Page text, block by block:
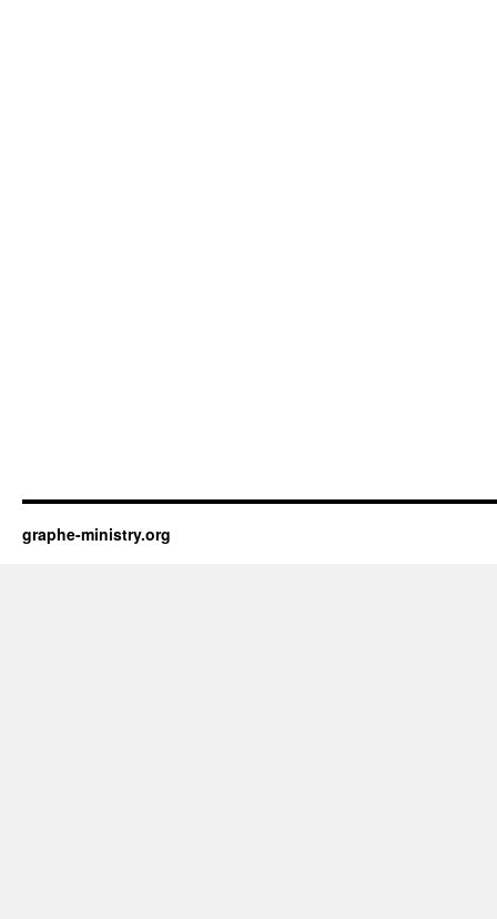
graphe-ministry.org